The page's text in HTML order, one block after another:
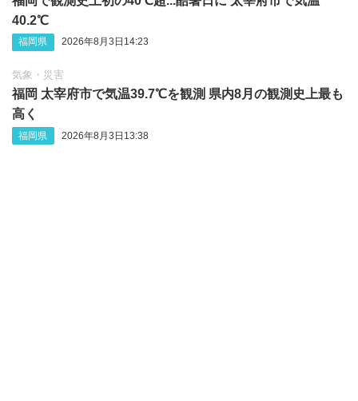
40.2℃
福岡県 2026年8月3日14:23
気象・災害
福岡 太宰府市で気温39.7℃を観測 県内8月の観測史上最も
高く
福岡県 2026年8月3日13:38